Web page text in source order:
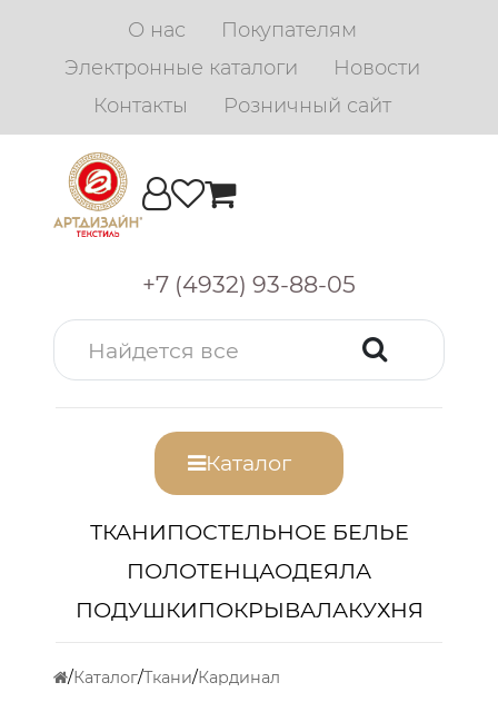
О нас
Покупателям
Электронные каталоги
Новости
Контакты
Розничный сайт
+7 (4932) 93-88-05
Каталог
ТКАНИПОСТЕЛЬНОЕ БЕЛЬЕ
ПОЛОТЕНЦАОДЕЯЛА
ПОДУШКИПОКРЫВАЛАКУХНЯ
Каталог Ткани Кардинал